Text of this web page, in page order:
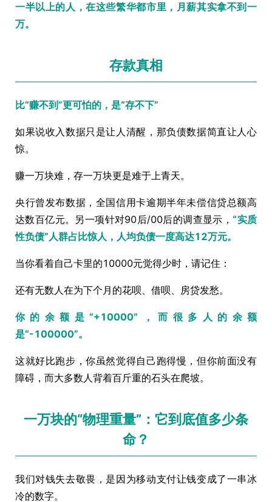
一半以上的人，在这些繁华都市里，月薪其实拿不到一
万。
存款真相
比“赚不到”更可怕的，是“存不下”
如果说收入数据只是让人清醒，那负债数据简直让人心
惊。
赚一万块难，存一万块更是难于上青天。
央行曾发布数据，全国信用卡逾期半年未偿信贷总额高
达数百亿元。另一项针对90后/00后的调查显示，“实质
性负债”人群占比惊人，人均负债一度高达12万元。
当你看着自己卡里的10000元觉得少时，请记住：
还有无数人在为下个月的花呗、借呗、房贷发愁。
你的余额是“+10000”，而很多人的余额
是“-100000”。
这就好比跑步，你虽然觉得自己跑得慢，但你前面没有
障碍，而大多数人背着百斤重的石头在爬坡。
一万块的“物理重量”：它到底值多少条
命？
我们对钱失去敬畏，是因为移动支付让钱变成了一串冰
冷的数字。